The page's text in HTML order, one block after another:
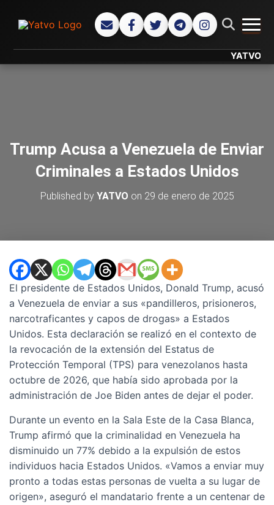
YATVO...
Trump Acusa a Venezuela de Enviar
Criminales a Estados Unidos
Published by YATVO on 29 de enero de 2025
El presidente de Estados Unidos, Donald Trump, acusó
a Venezuela de enviar a sus «pandilleros, prisioneros,
narcotraficantes y capos de drogas» a Estados
Unidos. Esta declaración se realizó en el contexto de
la revocación de la extensión del Estatus de
Protección Temporal (TPS) para venezolanos hasta
octubre de 2026, que había sido aprobada por la
administración de Joe Biden antes de dejar el poder.
Durante un evento en la Sala Este de la Casa Blanca,
Trump afirmó que la criminalidad en Venezuela ha
disminuido un 77% debido a la expulsión de estos
individuos hacia Estados Unidos. «Vamos a enviar muy
pronto a todas estas personas de vuelta a su lugar de
origen», aseguró el mandatario frente a un centenar de